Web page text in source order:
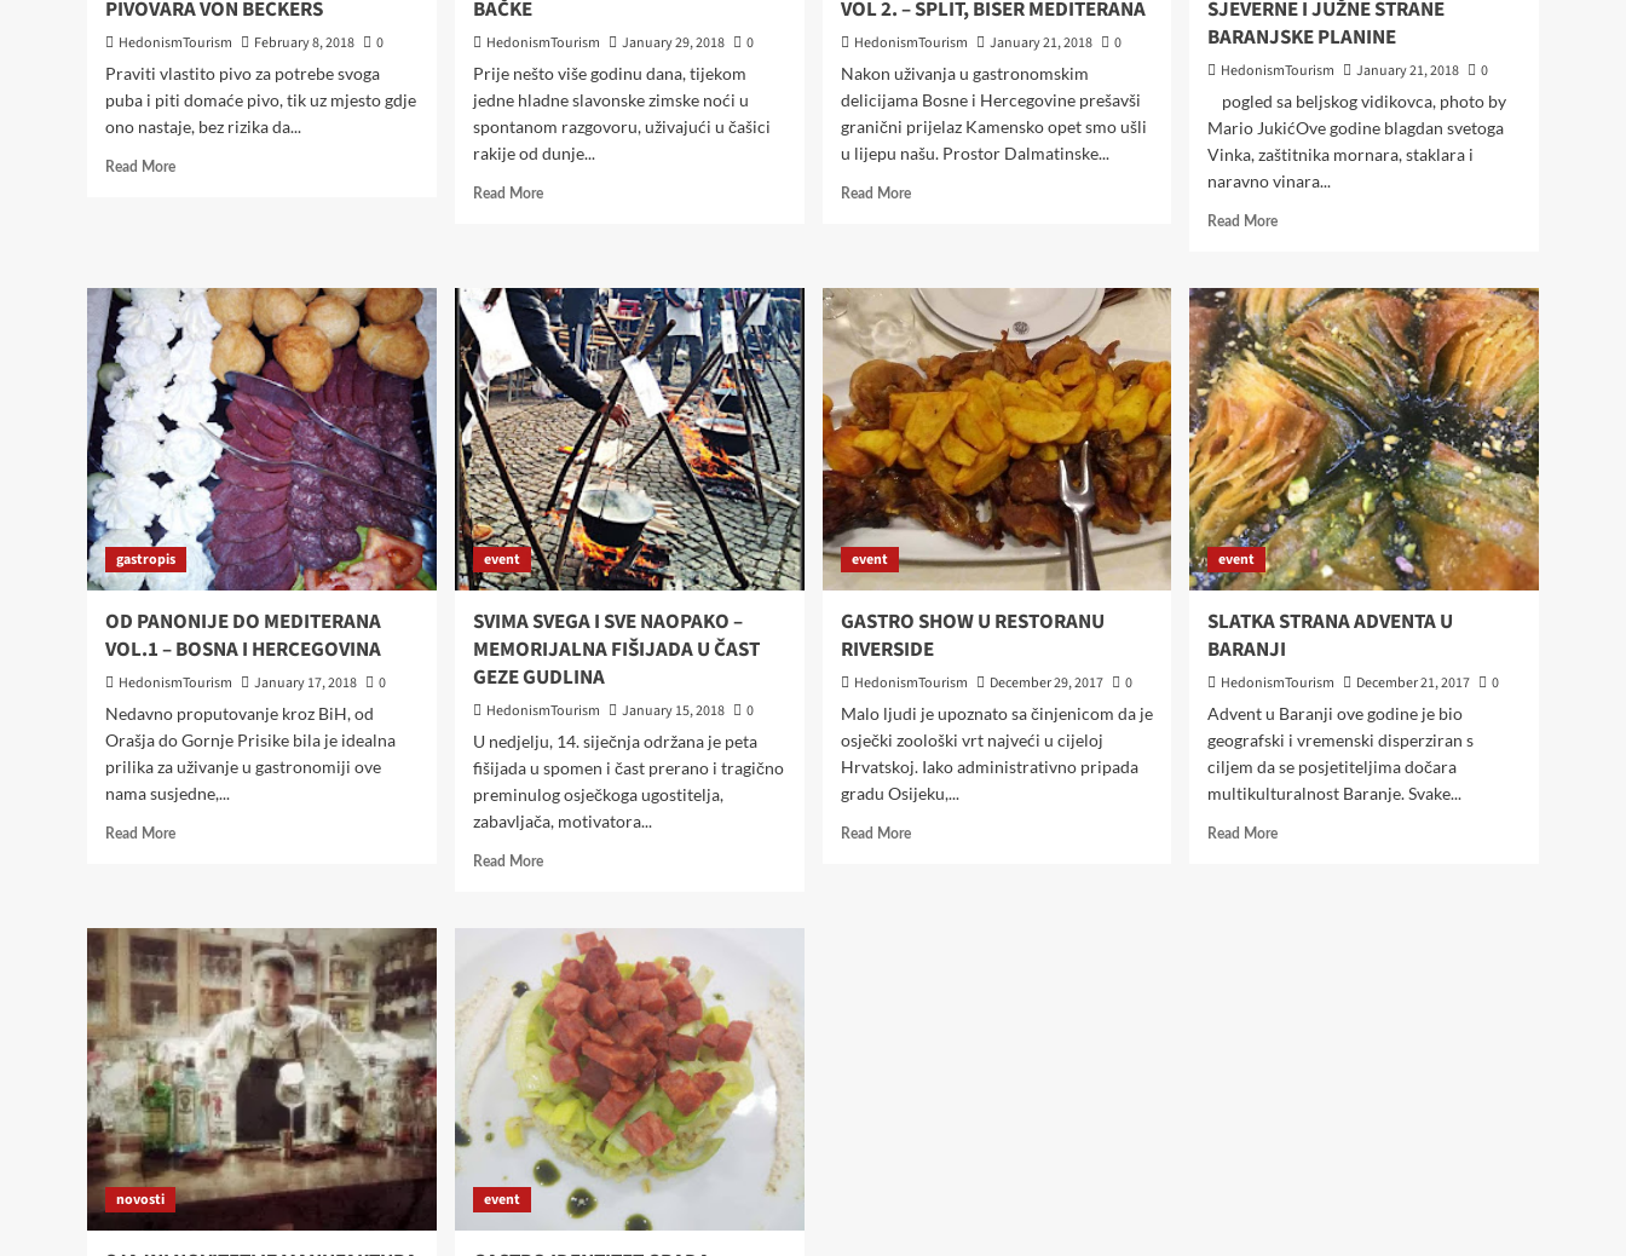
PIVOVARA VON BECKERS
HedonismTourism February 8, 2018
0
Praviti vlastito pivo za potrebe svoga
puba i piti domaće pivo, tik uz mjesto gdje
ono nastaje, bez rizika da...
Read MoreRead
PAP,
PIVOVARA
VON
BECKERS
BAČKE
HedonismTourism January 29, 2018
0
Prije nešto više godinu dana, tijekom
jedne hladne slavonske zimske noći u
spontanom razgovoru, uživajući u čašici
rakije od dunje...
Read MoreRead
NA
SJEVERU
BAČKE
VOL 2. – SPLIT, BISER MEDITERANA
HedonismTourism January 21, 2018
0
Nakon uživanja u gastronomskim
delicijama Bosne i Hercegovine prešavši
granični prijelaz Kamensko opet smo ušli
u lijepu našu. Prostor Dalmatinske...
Read MoreRead
DO
MEDITERANA
VOL
2.
–
SPLIT,
BISER
MEDITERANA
SJEVERNE I JUŽNE STRANE
BARANJSKE PLANINE
HedonismTourism January 21, 2018
0
pogled sa beljskog vidikovca, photo by
Mario JukićOve godine blagdan svetoga
Vinka, zaštitnika mornara, staklara i
naravno vinara...
Read MoreRead
VINCEŠKA
WARM
UP
–
OBILAZAK
SJEVERNE
I
JUŽNE
STRANE
BARANJSKE
PLANINE
gastropis
OD PANONIJE DO MEDITERANA
VOL.1 – BOSNA I HERCEGOVINA
HedonismTourism January 17, 2018
0
Nedavno proputovanje kroz BiH, od
Orašja do Gornje Prisike bila je idealna
prilika za uživanje u gastronomiji ove
nama susjedne,...
Read MoreRead
DO
MEDITERANA
VOL.1
–
BOSNA
I
HERCEGOVINA
event
SVIMA SVEGA I SVE NAOPAKO –
MEMORIJALNA FIŠIJADA U ČAST
GEZE GUDLINA
HedonismTourism January 15, 2018
0
U nedjelju, 14. siječnja održana je peta
fišijada u spomen i čast prerano i tragično
preminulog osječkoga ugostitelja,
zabavljača, motivatora...
Read MoreRead
SVIMA
SVEGA
I
SVE
NAOPAKO
–
MEMORIJALNA
FIŠIJADA
U
ČAST
GEZE
GUDLINA
event
GASTRO SHOW U RESTORANU
RIVERSIDE
HedonismTourism December 29, 2017
0
Malo ljudi je upoznato sa činjenicom da je
osječki zoološki vrt najveći u cijeloj
Hrvatskoj. Iako administrativno pripada
gradu Osijeku,...
Read MoreRead
event
SLATKA STRANA ADVENTA U
BARANJI
HedonismTourism December 21, 2017
0
Advent u Baranji ove godine je bio
geografski i vremenski disperziran s
ciljem da se posjetiteljima dočara
multikulturalnost Baranje. Svake...
Read MoreRead
novosti event